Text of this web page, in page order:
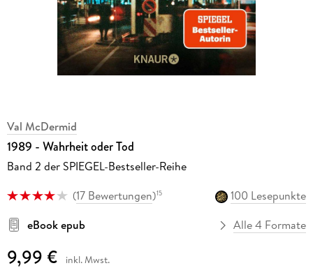
Val McDermid
1989 - Wahrheit oder Tod
Band 2 der SPIEGEL-Bestseller-Reihe
(17 Bewertungen)15
100 Lesepunkte
eBook epub
Alle 4 Formate
9,99 € inkl. Mwst.